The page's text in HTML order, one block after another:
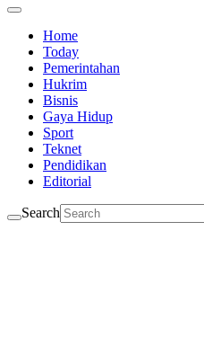
Home
Today
Pemerintahan
Hukrim
Bisnis
Gaya Hidup
Sport
Teknet
Pendidikan
Editorial
Search